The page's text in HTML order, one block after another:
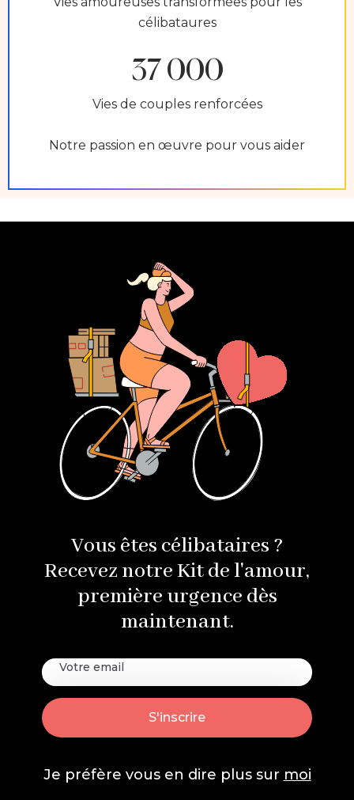
célibataures
37 000
Vies de couples renforcées
Notre passion en œuvre pour vous aider
Vous êtes célibataires ?
Recevez notre Kit de l'amour,
première urgence dès
maintenant.
Je préfère vous en dire plus sur moi